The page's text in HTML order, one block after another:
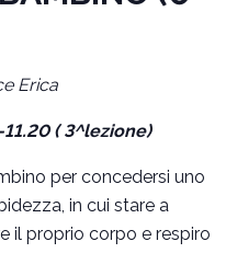
Erica
( 3^lezione)
per concedersi uno
in cui stare a
il proprio corpo e respiro